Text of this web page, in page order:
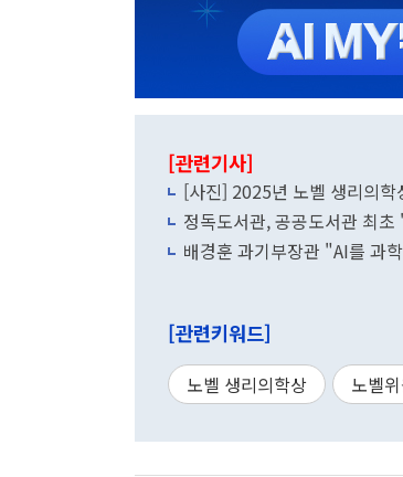
[관련기사]
[사진] 2025년 노벨 생리의학
정독도서관, 공공도서관 최
배경훈 과기부장관 "AI를 과
[관련키워드]
노벨 생리의학상 노벨